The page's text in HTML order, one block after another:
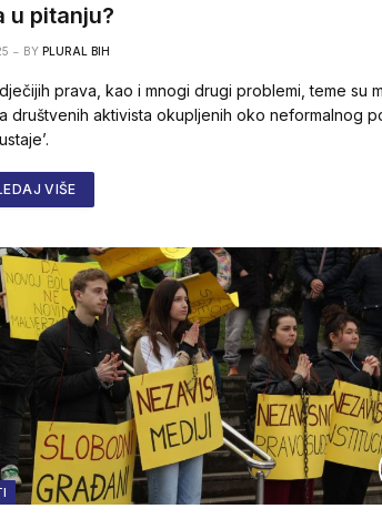
u pitanju?
BY PLURAL BIH
prava, kao i mnogi drugi problemi, teme su
društvenih aktivista okupljenih oko neformalnog
VIŠE